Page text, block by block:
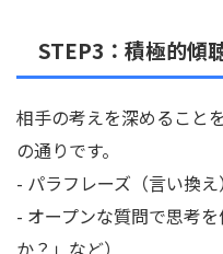
STEP3：積極的傾
相手の考えを深めること
の通りです。
- パラフレーズ（言い換
- オープンな質問で思考
か？」など）